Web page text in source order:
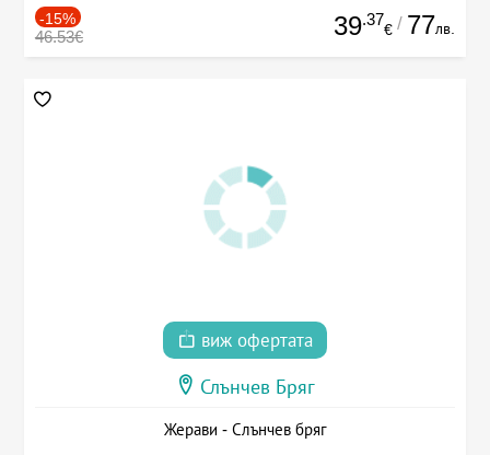
-15%
46.53€ 39.37
€ / 77лв.
виж офертата
Слънчев Бряг
Жерави - Слънчев бряг